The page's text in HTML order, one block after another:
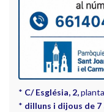
* C/ Església, 2,
* dilluns i dijous de 7